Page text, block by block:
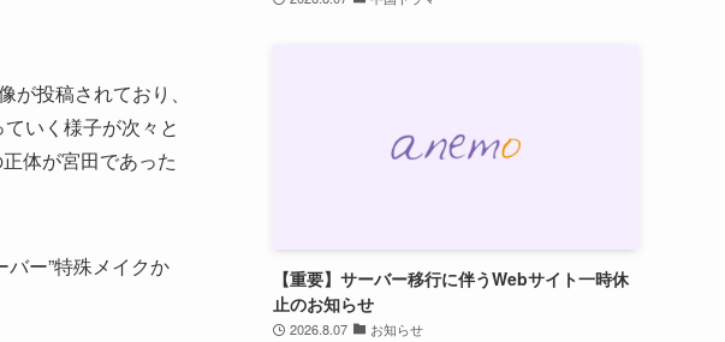
投稿されており、
いく様子が次々と
体が宮田であった
ー”特殊メイクか
【重要】サーバー移行に伴うWebサイト一時休
止のお知らせ
2026.8.07 お知らせ